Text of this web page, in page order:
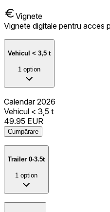
Vignete
Vignete digitale pentru acces
Vehicul < 3,5 t
1 option
Calendar 2026
Vehicul < 3,5 t
49.95 EUR
Cumpărare
Trailer 0-3.5t
1 option